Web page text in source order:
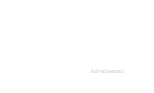
Advertisement